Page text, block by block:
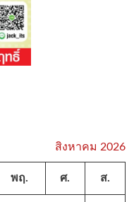
สิงหาคม 2026
พฤ. ศ. ส.